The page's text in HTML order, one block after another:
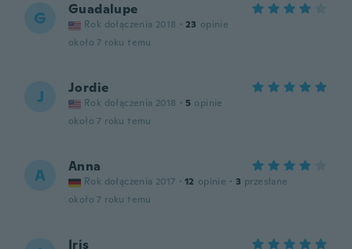
G Guadalupe
Rok dołączenia 2018 · 23 opinie
około 7 roku temu
J Jordie
Rok dołączenia 2018 · 5 opinie
około 7 roku temu
A Anna
Rok dołączenia 2017 · 12 opinie · 3 przesłane
około 7 roku temu
Iris